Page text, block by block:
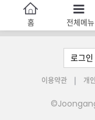
홈 전체메뉴
로그인
이용약관 개